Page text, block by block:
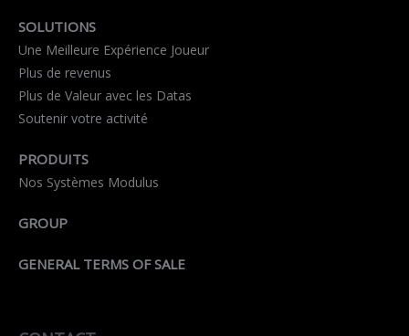
SOLUTIONS
Une Meilleure Expérience Joueur
Plus de revenus
Plus de Valeur avec les Datas
Soutenir votre activité
PRODUITS
Nos Systèmes Modulus
GROUP
GENERAL TERMS OF SALE